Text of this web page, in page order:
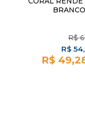
R$
R$
R$